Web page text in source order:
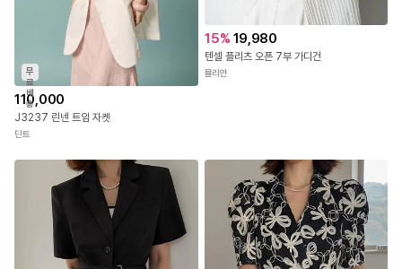
무
료
배
송
110,000
J3237 린넨 트임 자켓
딘트
15% 19,980
텐셀 플리츠 오픈 7부 가디건
뮬리안